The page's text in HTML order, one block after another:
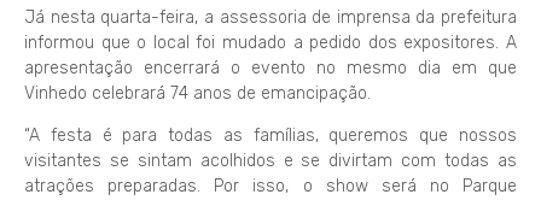
Já nesta quarta-feira, a assessoria de imprensa da prefeitura
informou que o local foi mudado a pedido dos expositores. A
apresentação encerrará o evento no mesmo dia em que
Vinhedo celebrará 74 anos de emancipação.
“A festa é para todas as famílias, queremos que nossos
visitantes se sintam acolhidos e se divirtam com todas as
atrações preparadas. Por isso, o show será no Parque